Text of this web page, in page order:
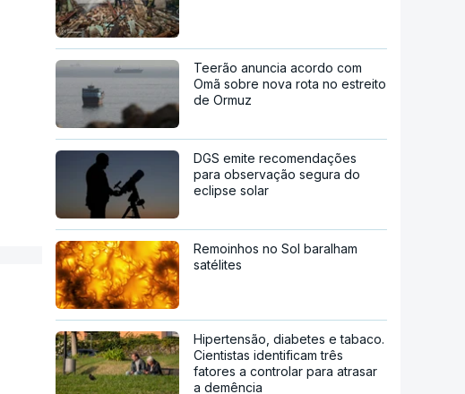
Teerão anuncia acordo com
Omã sobre nova rota no estreito
de Ormuz
DGS emite recomendações
para observação segura do
eclipse solar
Remoinhos no Sol baralham
satélites
Hipertensão, diabetes e tabaco.
Cientistas identificam três
fatores a controlar para atrasar
a demência